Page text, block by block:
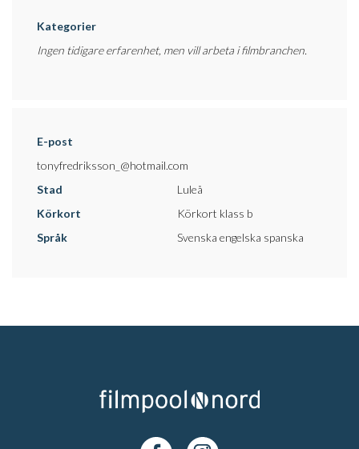
Kategorier
Ingen tidigare erfarenhet, men vill arbeta i filmbranchen.
E-post
tonyfredriksson_@hotmail.com
Stad
Luleå
Körkort
Körkort klass b
Språk
Svenska engelska spanska